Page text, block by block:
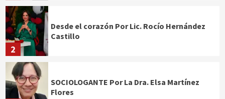
2
Desde el corazón Por Lic. Rocío Hernández
Castillo
SOCIOLOGANTE Por La Dra. Elsa Martínez
Flores